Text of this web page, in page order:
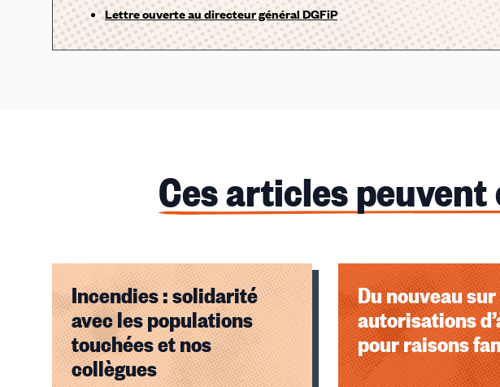
Lettre ouverte au directeur général DGFiP
Ces articles
Incendies : solidarité
avec les populations
touchées et nos
collègues
Du nouveau
autorisations
pour raisons